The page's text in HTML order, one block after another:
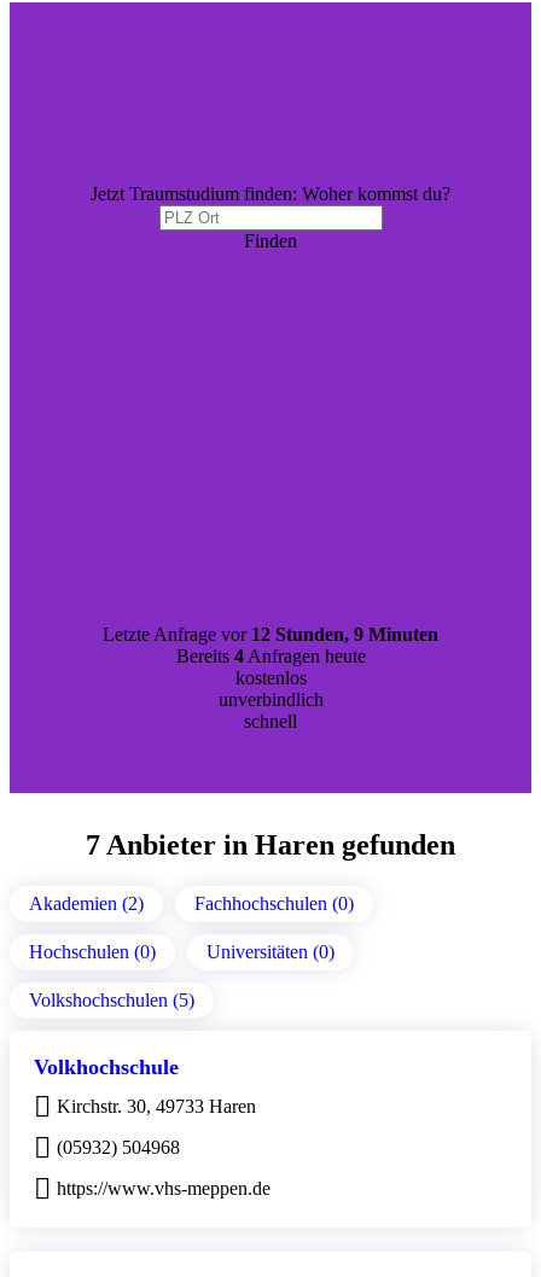
Jetzt Traumstudium finden: Woher kommst du?
Finden
Letzte Anfrage vor 12 Stunden, 9 Minuten
Bereits 4Anfragen heute
kostenlos
unverbindlich
schnell
7 Anbieter in Haren gefunden
Akademien (2) Fachhochschulen (0)
Hochschulen (0) Universitäten (0)
Volkshochschulen (5)
Volkhochschule
Kirchstr. 30, 49733 Haren
(05932) 504968
https://www.vhs-meppen.de